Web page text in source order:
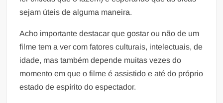
sejam úteis de alguma maneira.
Acho importante destacar que gostar ou não de um
filme tem a ver com fatores culturais, intelectuais, de
idade, mas também depende muitas vezes do
momento em que o filme é assistido e até do próprio
estado de espírito do espectador.